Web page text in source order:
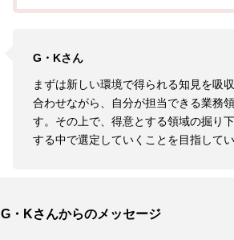
G・Kさん
まずは新しい環境で得られる知見を吸
合わせながら、自分が担当できる業務
す。その上で、得意とする領域の掘り
する中で選定していくことを目指してい
G・Kさんからのメッセージ